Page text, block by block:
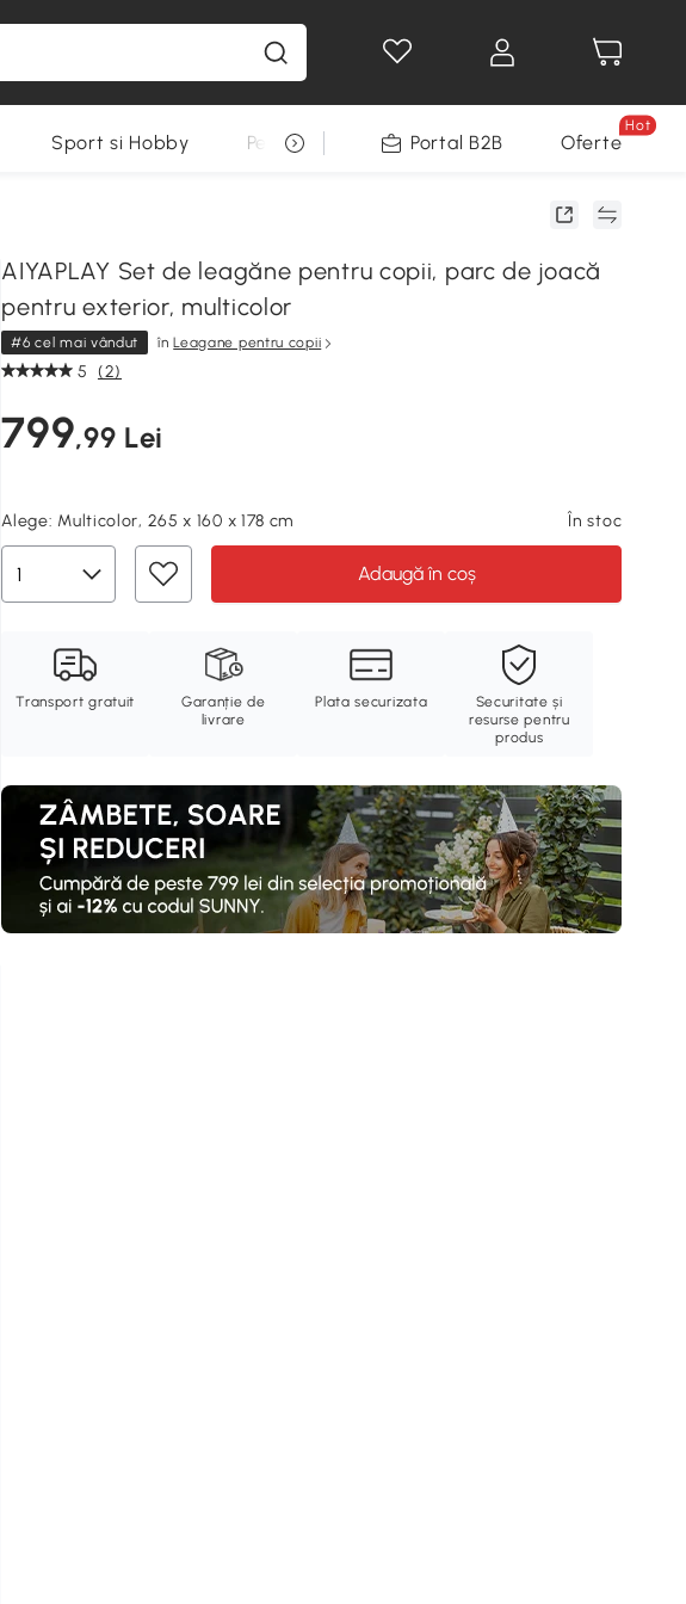
Sport si Hobby Pentru animale Decoratiuni Sarbatori
Portal B2B Oferte
Hot
AIYAPLAY Set de leagăne pentru copii, parc de joacă
pentru exterior, multicolor
#6 cel mai vândut înLeagane pentru copii
5 (2)
799,99 Lei
Alege: Multicolor, 265 x 160 x 178 cm În stoc
Adaugă în coș
Transport gratuit
Garanție de
livrare
Plata securizata
Securitate și
resurse pentru
produs